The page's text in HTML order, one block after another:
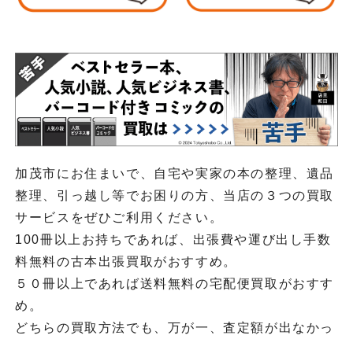
加茂市にお住まいで、自宅や実家の本の整理、遺品
整理、引っ越し等でお困りの方、当店の３つの買取
サービスをぜひご利用ください。
100冊以上お持ちであれば、出張費や運び出し手数
料無料の古本出張買取がおすすめ。
５０冊以上であれば送料無料の宅配便買取がおすす
め。
どちらの買取方法でも、万が一、査定額が出なかっ